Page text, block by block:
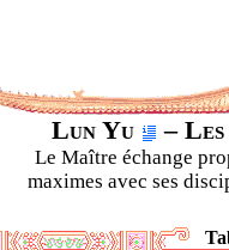
Lun Yu –
Le Maître échange
maximes avec ses